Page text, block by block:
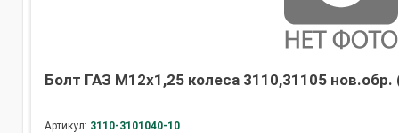
Болт ГАЗ М12х1,25 колеса 3110,31105 нов.обр.
Артикул: 3110-3101040-10